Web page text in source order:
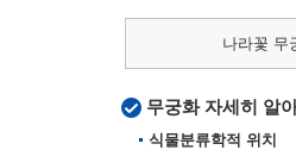
나라꽃 무
무궁화 자세히 알
식물분류학적 위치